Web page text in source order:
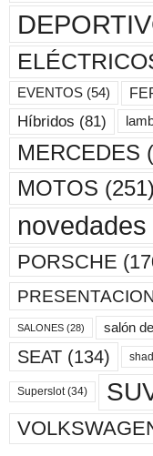
EVENTOS (54)
Híbridos (81)
MERCEDES
MOTOS (251)
novedades
PORSCHE
SALONES (28) salón
SEAT (134) shad
Superslot(34)